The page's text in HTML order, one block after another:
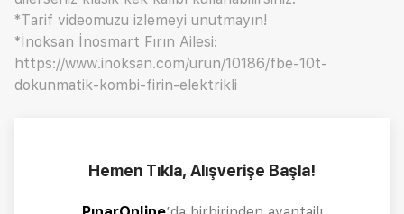
*Tarif videomuzu izlemeyi unutmayın!
*İnoksan İnosmart Fırın Ailesi:
https://www.inoksan.com/urun/10186/fbe-10t-
dokunmatik-kombi-firin-elektrikli
Hemen Tıkla, Alışverişe Başla!